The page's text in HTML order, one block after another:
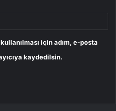
için adım, e-posta
kaydedilsin.